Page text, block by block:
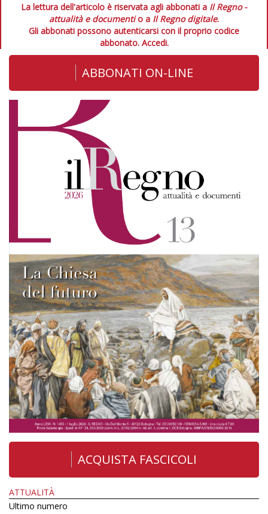
La lettura dell'articolo è riservata agli abbonati a Il Regno -
attualità e documentio a Il Regno digitale.
Gli abbonati possono autenticarsi con il proprio codice
abbonato. Accedi.
ABBONATI ON-LINE
ACQUISTA FASCICOLI
ATTUALITÀ
Ultimo numero